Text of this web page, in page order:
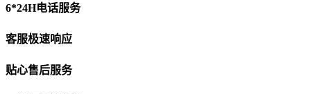
6*24H电话服务
客服极速响应
贴心售后服务